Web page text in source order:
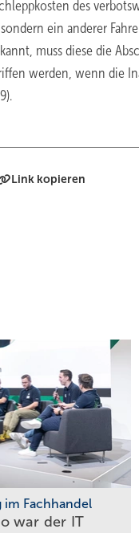
des
ein anderer
muss diese die
werden, wenn die
Link kopieren
im Fachhandel
war der IT